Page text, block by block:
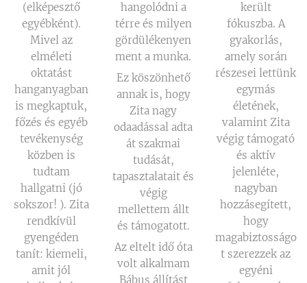
(elképesztő
egyébként).
Mivel az
elméleti
oktatást
hanganyagban
is megkaptuk,
főzés és egyéb
tevékenység
közben is
tudtam
hallgatni (jó
sokszor! ). Zita
rendkívül
gyengéden
tanít: kiemeli,
amit jól
hangolódni a
térre és milyen
gördülékenyen
ment a munka.
Ez köszönhető
annak is, hogy
Zita nagy
odaadással adta
át szakmai
tudását,
tapasztalatait és
végig
mellettem állt
és támogatott.
Az eltelt idő óta
volt alkalmam
Bábus állítást
került
fókuszba. A
gyakorlás,
amely során
részesei lettünk
egymás
életének,
valamint Zita
végig támogató
és aktív
jelenléte,
nagyban
hozzásegített,
hogy
magabiztosságo
t szerezzek az
egyéni